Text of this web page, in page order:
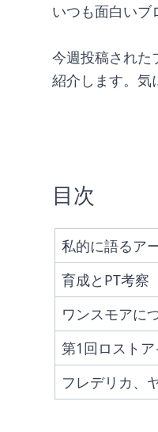
いつも面白いブ
今週投稿された
紹介します。気
目次
私的に語るア
育成とPT考察
ワンスモアに
第1回ロスト
フレデリカ、